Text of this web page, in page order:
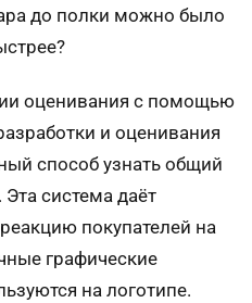
до полки можно было
оценивания с помощью
и оценивания
способ узнать общий
Эта система даёт
покупателей на
графические
на логотипе.